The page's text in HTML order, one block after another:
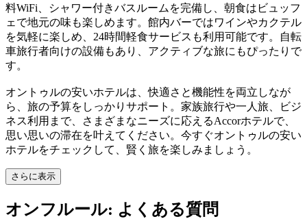
料WiFi、シャワー付きバスルームを完備し、朝食はビュッフ
ェで地元の味も楽しめます。館内バーではワインやカクテル
を気軽に楽しめ、24時間軽食サービスも利用可能です。自転
車旅行者向けの設備もあり、アクティブな旅にもぴったりで
す。
オントゥルの安いホテルは、快適さと機能性を両立しなが
ら、旅の予算をしっかりサポート。家族旅行や一人旅、ビジ
ネス利用まで、さまざまなニーズに応えるAccorホテルで、
思い思いの滞在を叶えてください。今すぐオントゥルの安い
ホテルをチェックして、賢く旅を楽しみましょう。
さらに表示
オンフルール: よくある質問